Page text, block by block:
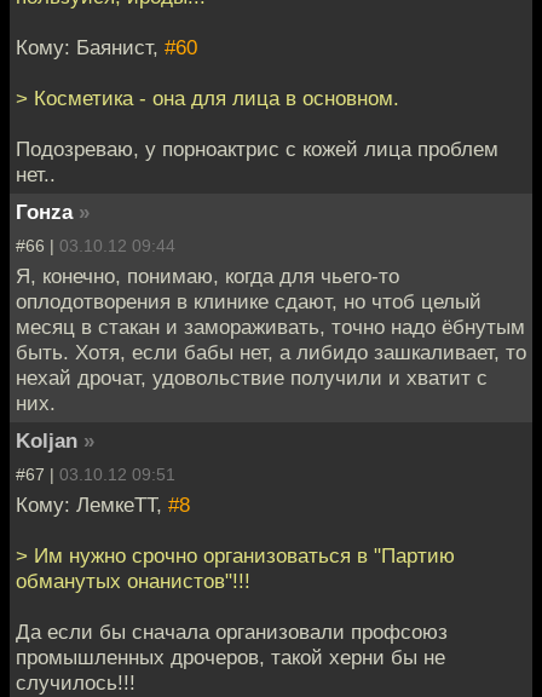
Кому: Баянист, #60
> Косметика - она для лица в основном.
Подозреваю, у порноактрис с кожей лица проблем
нет..
Гонzа »
#66 | 03.10.12 09:44
Я, конечно, понимаю, когда для чьего-то
оплодотворения в клинике сдают, но чтоб целый
месяц в стакан и замораживать, точно надо ёбнутым
быть. Хотя, если бабы нет, а либидо зашкаливает, то
нехай дрочат, удовольствие получили и хватит с
них.
Koljan »
#67 | 03.10.12 09:51
Кому: ЛемкеТТ, #8
> Им нужно срочно организоваться в "Партию
обманутых онанистов"!!!
Да если бы сначала организовали профсоюз
промышленных дрочеров, такой херни бы не
случилось!!!